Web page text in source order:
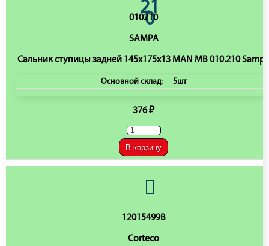
010210
SAMPA
Сальник ступицы задней 145х175х13 MAN MB 010.210 Sampa
Основной склад: 5шт
376 ₽
В корзину
12015499B
Corteco